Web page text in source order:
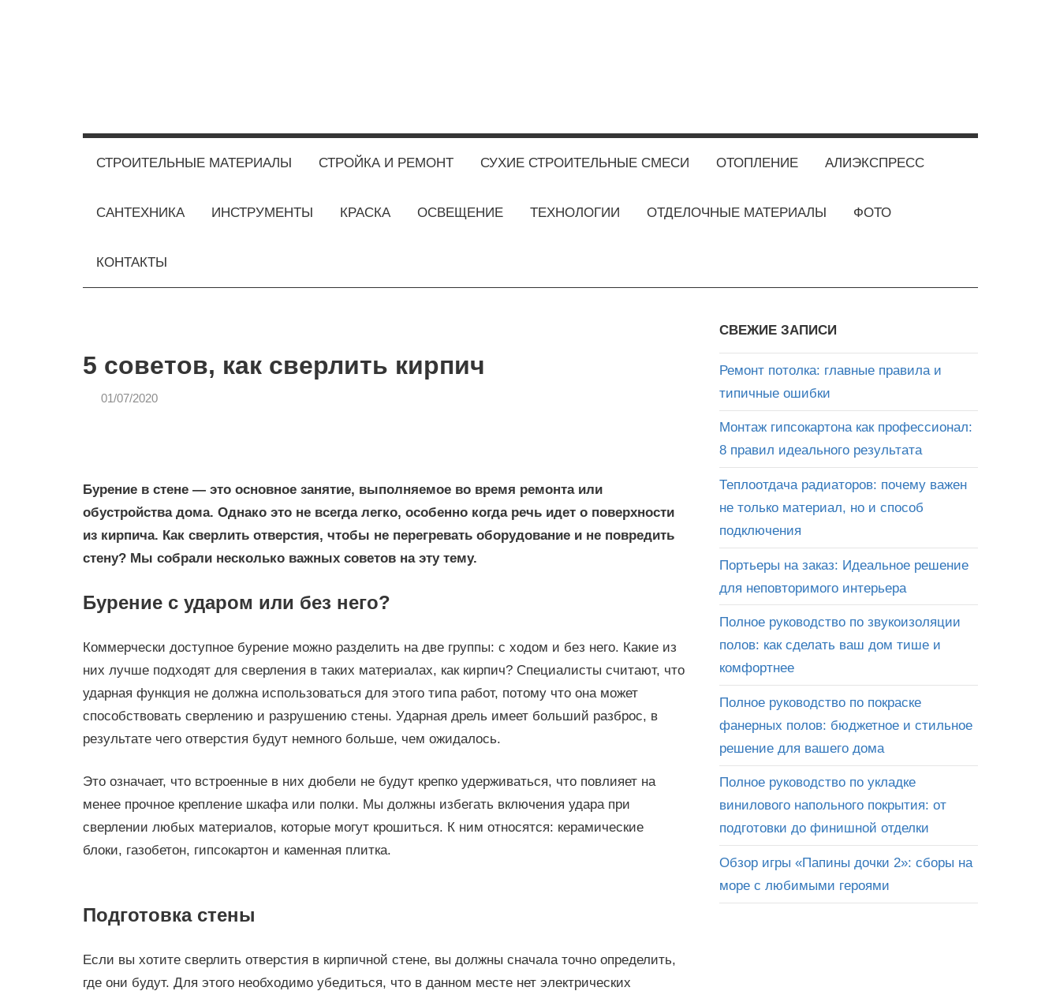
СТРОИТЕЛЬНЫЕ МАТЕРИАЛЫ СТРОЙКА И РЕМОНТ СУХИЕ СТРОИТЕЛЬНЫЕ СМЕСИ ОТОПЛЕНИЕ АЛИЭКСПРЕСС
САНТЕХНИКА ИНСТРУМЕНТЫ КРАСКА ОСВЕЩЕНИЕ ТЕХНОЛОГИИ ОТДЕЛОЧНЫЕ МАТЕРИАЛЫ ФОТО
КОНТАКТЫ
5 советов, как сверлить кирпич
01/07/2020
Бурение в стене — это основное занятие, выполняемое во время ремонта или
обустройства дома. Однако это не всегда легко, особенно когда речь идет о поверхности
из кирпича. Как сверлить отверстия, чтобы не перегревать оборудование и не повредить
стену? Мы собрали несколько важных советов на эту тему.
Бурение с ударом или без него?
Коммерчески доступное бурение можно разделить на две группы: с ходом и без него. Какие из
них лучше подходят для сверления в таких материалах, как кирпич? Специалисты считают, что
ударная функция не должна использоваться для этого типа работ, потому что она может
способствовать сверлению и разрушению стены. Ударная дрель имеет больший разброс, в
результате чего отверстия будут немного больше, чем ожидалось.
Это означает, что встроенные в них дюбели не будут крепко удерживаться, что повлияет на
менее прочное крепление шкафа или полки. Мы должны избегать включения удара при
сверлении любых материалов, которые могут крошиться. К ним относятся: керамические
блоки, газобетон, гипсокартон и каменная плитка.
Подготовка стены
Если вы хотите сверлить отверстия в кирпичной стене, вы должны сначала точно определить,
где они будут. Для этого необходимо убедиться, что в данном месте нет электрических
СВЕЖИЕ ЗАПИСИ
Ремонт потолка: главные правила и
типичные ошибки
Монтаж гипсокартона как профессионал:
8 правил идеального результата
Теплоотдача радиаторов: почему важен
не только материал, но и способ
подключения
Портьеры на заказ: Идеальное решение
для неповторимого интерьера
Полное руководство по звукоизоляции
полов: как сделать ваш дом тише и
комфортнее
Полное руководство по покраске
фанерных полов: бюджетное и стильное
решение для вашего дома
Полное руководство по укладке
винилового напольного покрытия: от
подготовки до финишной отделки
Обзор игры «Папины дочки 2»: сборы на
море с любимыми героями